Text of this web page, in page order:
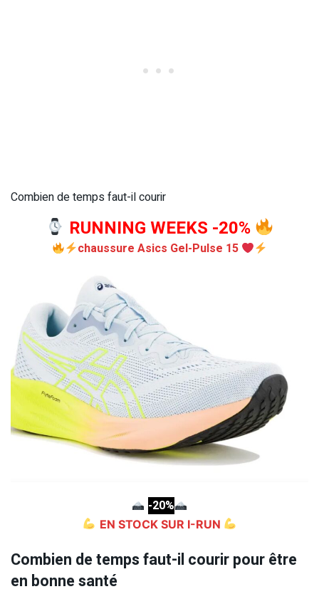
Combien de temps faut-il courir
RUNNING WEEKS -20%
chaussure Asics Gel-Pulse 15
-20%
EN STOCK SUR I-RUN
Combien de temps faut-il courir pour être
en bonne santé